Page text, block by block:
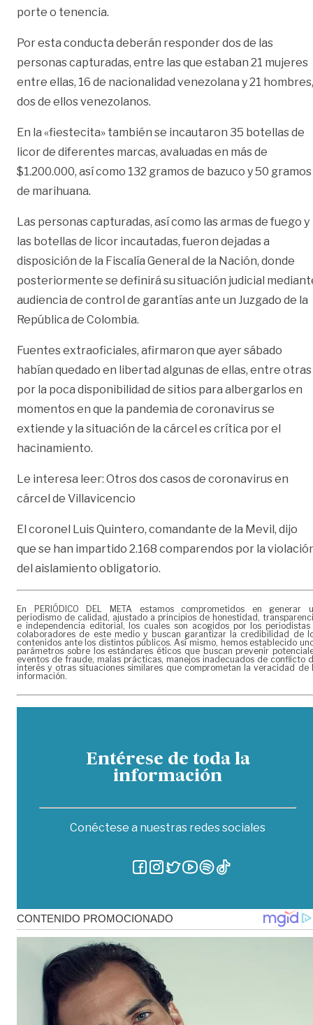
porte o tenencia.
Por esta conducta deberán responder dos de las
personas capturadas, entre las que estaban 21 mujeres
entre ellas, 16 de nacionalidad venezolana y 21 hombres,
dos de ellos venezolanos.
En la «fiestecita» también se incautaron 35 botellas de
licor de diferentes marcas, avaluadas en más de
$1.200.000, así como 132 gramos de bazuco y 50 gramos
de marihuana.
Las personas capturadas, así como las armas de fuego y
las botellas de licor incautadas, fueron dejadas a
disposición de la Fiscalía General de la Nación, donde
posteriormente se definirá su situación judicial
audiencia de control de garantías ante un Juzgado de la
República de Colombia.
Fuentes extraoficiales, afirmaron que ayer sábado
habían quedado en libertad algunas de ellas, entre otras
por la poca disponibilidad de sitios para albergarlos en
momentos en que la pandemia de coronavirus se
extiende y la situación de la cárcel es crítica por el
hacinamiento.
Le interesa leer: Otros dos casos de coronavirus en
cárcel de Villavicencio
El coronel Luis Quintero, comandante de la Mevil, dijo
que se han impartido 2.168 comparendos por la
del aislamiento obligatorio.
En PERIÓDICO DEL META estamos comprometidos en generar
periodismo de calidad, ajustado a principios de honestidad,
e independencia editorial, los cuales son acogidos por los periodistas
colaboradores de este medio y buscan garantizar la credibilidad de
contenidos ante los distintos públicos. Así mismo, hemos establecido
parámetros sobre los estándares éticos que buscan prevenir
eventos de fraude, malas prácticas, manejos inadecuados de conflicto
interés y otras situaciones similares que comprometan la veracidad de
información.
Entérese de toda la
información
Conéctese a nuestras redes sociales